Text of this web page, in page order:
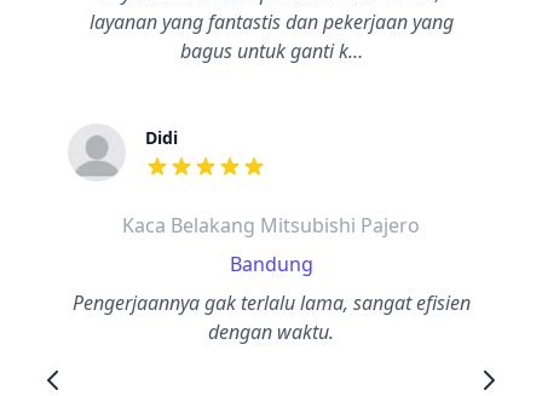
layanan yang fantastis dan pekerjaan yang
bagus untuk ganti k…
Didi
dari ulasan adalah bintang lima
Kaca Belakang Mitsubishi Pajero
Bandung
Pengerjaannya gak terlalu lama, sangat efisien
dengan waktu.